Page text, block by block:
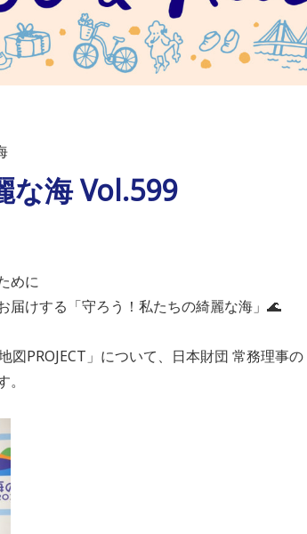
な海 Vol.599
めに
届けする「守ろう！私たちの綺麗な海」🌊
PROJECT」について、日本財団 常務理事の